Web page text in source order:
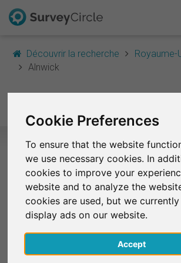
Cookie Preferences
To ensure that the website
we use necessary cookies. In
cookies to improve your
website and to analyze the
cookies are used, but we
display ads on our website.
Accept
Découvrir la recherche
Royaume-
Alnwick
Sélection d'études de
Alnwick
Actuellement, aucune étude de
disponible sur SurveyCircle.
FAQ
S'inscrire
S'inscrire
English